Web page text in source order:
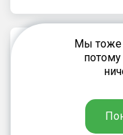
Рекомендуем
Мы тоже